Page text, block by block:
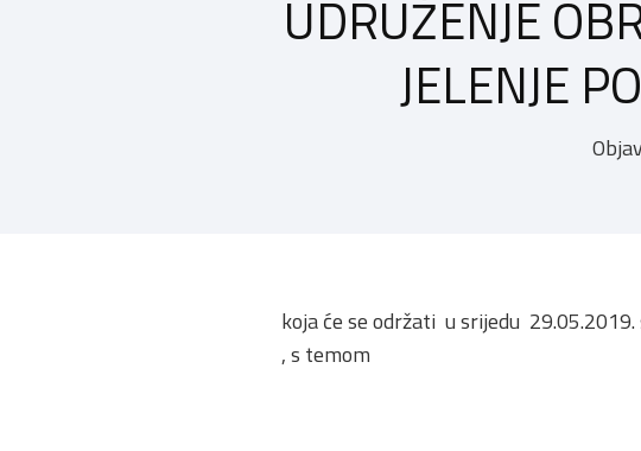
UDRUŽENJE
JELENJE
koja će se održati u srijedu
, s temom